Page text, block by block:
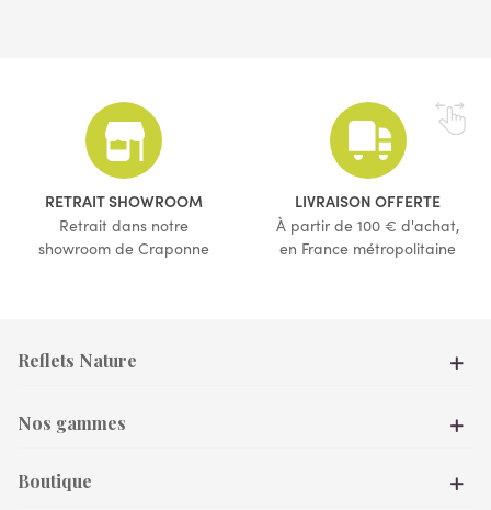
(5 avis)
RETRAIT SHOWROOM
Retrait dans notre
showroom de Craponne
LIVRAISON OFFERTE
À partir de 100 € d'achat,
en France métropolitaine
Reflets Nature
Nos gammes
Boutique